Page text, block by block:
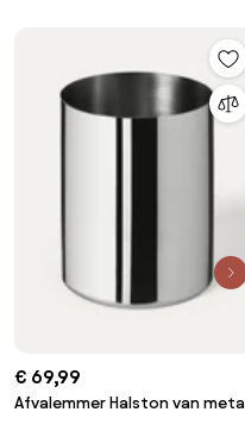
€ 69,99
Afvalemmer Halston van